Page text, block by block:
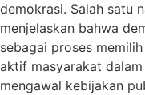
demokrasi. Salah satu
menjelaskan bahwa
sebagai proses
aktif masyarakat
mengawal kebijakan